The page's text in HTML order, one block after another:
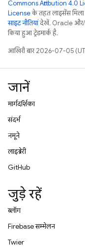
Commons Attribution 4.0
Licenseके तहत लाइसेंस मिला
साइट नीतियांदेखें. Oracle और/
किया हुआ ट्रेडमार्क है.
आखिरी बार 2026-07-05
जानें
मार्गदर्शिका
संदर्भ
नमूने
लाइब्रेरी
GitHub
जुड़े रहें
ब्लॉग
Firebase सम्मेलन
Twitter